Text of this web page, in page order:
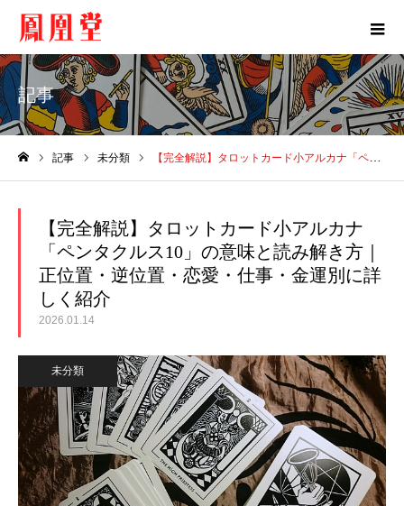
記事
記事 未分類 【完全解説】タロットカード小アルカナ「ペンタクルス10」の意味と読み解き方｜正位置・逆位置・恋愛・仕事・金運別に詳しく紹介
【完全解説】タロットカード小アルカナ
「ペンタクルス10」の意味と読み解き方｜
正位置・逆位置・恋愛・仕事・金運別に詳
しく紹介
2026.01.14
未分類